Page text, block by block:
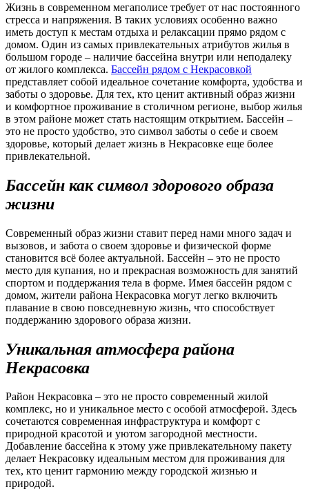
Жизнь в современном мегаполисе требует от нас постоянного
стресса и напряжения. В таких условиях особенно важно
иметь доступ к местам отдыха и релаксации прямо рядом с
домом. Один из самых привлекательных атрибутов жилья в
большом городе – наличие бассейна внутри или неподалеку
от жилого комплекса. Бассейн рядом с Некрасовкой
представляет собой идеальное сочетание комфорта, удобства и
заботы о здоровье. Для тех, кто ценит активный образ жизни
и комфортное проживание в столичном регионе, выбор жилья
в этом районе может стать настоящим открытием. Бассейн –
это не просто удобство, это символ заботы о себе и своем
здоровье, который делает жизнь в Некрасовке еще более
привлекательной.
Бассейн как символ здорового образа
жизни
Современный образ жизни ставит перед нами много задач и
вызовов, и забота о своем здоровье и физической форме
становится всё более актуальной. Бассейн – это не просто
место для купания, но и прекрасная возможность для занятий
спортом и поддержания тела в форме. Имея бассейн рядом с
домом, жители района Некрасовка могут легко включить
плавание в свою повседневную жизнь, что способствует
поддержанию здорового образа жизни.
Уникальная атмосфера района
Некрасовка
Район Некрасовка – это не просто современный жилой
комплекс, но и уникальное место с особой атмосферой. Здесь
сочетаются современная инфраструктура и комфорт с
природной красотой и уютом загородной местности.
Добавление бассейна к этому уже привлекательному пакету
делает Некрасовку идеальным местом для проживания для
тех, кто ценит гармонию между городской жизнью и
природой.